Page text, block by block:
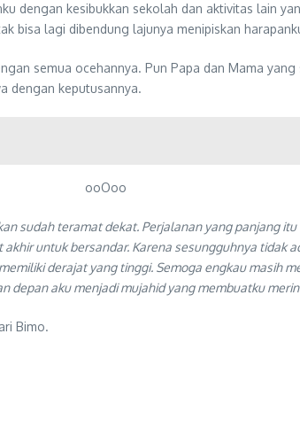
dengan kesibukkan sekolah dan aktivitas lain
bisa lagi dibendung lajunya menipiskan
semua ocehannya. Pun Papa dan Mama
dengan keputusannya.
ooOoo
sudah teramat dekat. Perjalanan yang panjang
untuk bersandar. Karena sesungguhnya tidak
derajat yang tinggi. Semoga engkau masih
aku menjadi mujahid yang membuatku
Bimo.